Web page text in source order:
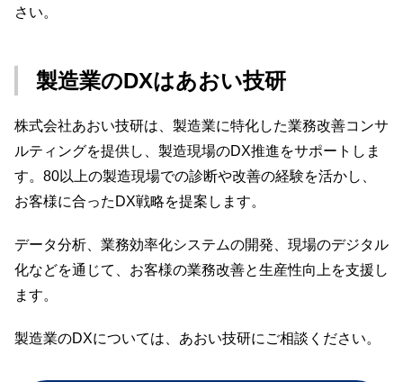
さい。
製造業のDXはあおい技研
株式会社あおい技研は、製造業に特化した業務改善コンサ
ルティングを提供し、製造現場のDX推進をサポートしま
す。80以上の製造現場での診断や改善の経験を活かし、
お客様に合ったDX戦略を提案します。
データ分析、業務効率化システムの開発、現場のデジタル
化などを通じて、お客様の業務改善と生産性向上を支援し
ます。
製造業のDXについては、あおい技研にご相談ください。